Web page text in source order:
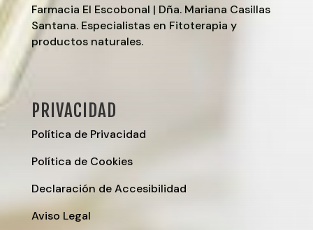
Farmacia El Escobonal | Dña. Mariana Casillas
Santana. Especialistas en Fitoterapia y
productos naturales.
PRIVACIDAD
Política de Privacidad
Política de Cookies
Declaración de Accesibilidad
Aviso Legal